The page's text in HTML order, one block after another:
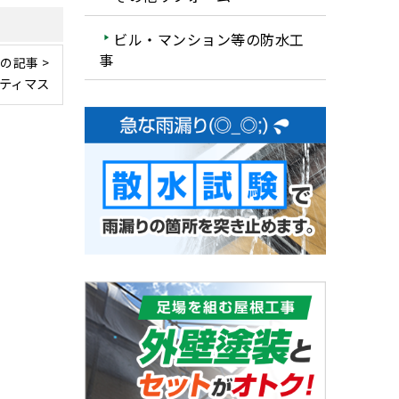
記事 >
ィマス
ビル・マンション等の防水工
事